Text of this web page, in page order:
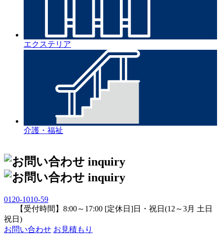
エクステリア
介護・福祉
0120-1010-59
【受付時間】8:00～17:00 [定休日]日・祝日(12～3月 土日
祝日)
お問い合わせ お見積もり